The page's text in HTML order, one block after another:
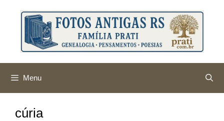
conteúdo
Menu
cúria